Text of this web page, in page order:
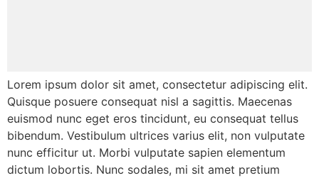
Lorem ipsum dolor sit amet, consectetur adipiscing elit.
Quisque posuere consequat nisl a sagittis. Maecenas
euismod nunc eget eros tincidunt, eu consequat tellus
bibendum. Vestibulum ultrices varius elit, non vulputate
nunc efficitur ut. Morbi vulputate sapien elementum
dictum lobortis. Nunc sodales, mi sit amet pretium